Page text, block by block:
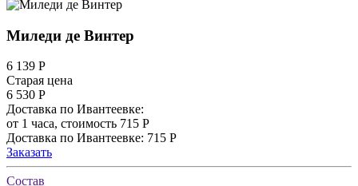
Миледи де Винтер
6 139 Р
Старая цена
6 530 Р
Доставка по Ивантеевке:
от 1 часа, стоимость 715 Р
Доставка по Ивантеевке: 715 Р
Заказать
Состав